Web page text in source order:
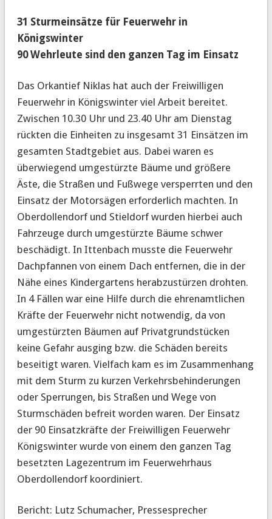
31 Sturmeinsätze für Feuerwehr in
Königswinter
90 Wehrleute sind den ganzen Tag im Einsatz
Das Orkantief Niklas hat auch der Freiwilligen
Feuerwehr in Königswinter viel Arbeit bereitet.
Zwischen 10.30 Uhr und 23.40 Uhr am Dienstag
rückten die Einheiten zu insgesamt 31 Einsätzen im
gesamten Stadtgebiet aus. Dabei waren es
überwiegend umgestürzte Bäume und größere
Äste, die Straßen und Fußwege versperrten und den
Einsatz der Motorsägen erforderlich machten. In
Oberdollendorf und Stieldorf wurden hierbei auch
Fahrzeuge durch umgestürzte Bäume schwer
beschädigt. In Ittenbach musste die Feuerwehr
Dachpfannen von einem Dach entfernen, die in der
Nähe eines Kindergartens herabzustürzen drohten.
In 4 Fällen war eine Hilfe durch die ehrenamtlichen
Kräfte der Feuerwehr nicht notwendig, da von
umgestürzten Bäumen auf Privatgrundstücken
keine Gefahr ausging bzw. die Schäden bereits
beseitigt waren. Vielfach kam es im Zusammenhang
mit dem Sturm zu kurzen Verkehrsbehinderungen
oder Sperrungen, bis Straßen und Wege von
Sturmschäden befreit worden waren. Der Einsatz
der 90 Einsatzkräfte der Freiwilligen Feuerwehr
Königswinter wurde von einem den ganzen Tag
besetzten Lagezentrum im Feuerwehrhaus
Oberdollendorf koordiniert.
Bericht: Lutz Schumacher, Pressesprecher